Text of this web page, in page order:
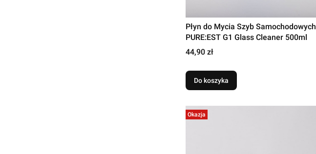
Płyn do Mycia Szyb Samochodowych
PURE:EST G1 Glass Cleaner 500ml
Cena
44,90 zł
Do koszyka
Okazja